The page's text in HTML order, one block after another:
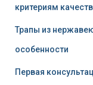
критериям
Трапы из
особенности
Первая